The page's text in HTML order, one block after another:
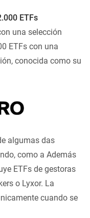
ETFs
una selección
ETFs con una
conocida como su
algumas das
como a Además
ETFs de gestoras
o Lyxor. La
cuando se